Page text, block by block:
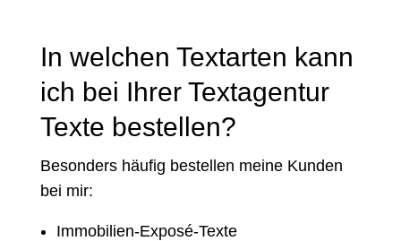
In welchen Textarten kann
ich bei Ihrer Textagentur
Texte bestellen?
Besonders häufig bestellen meine Kunden
bei mir:
Immobilien-Exposé-Texte